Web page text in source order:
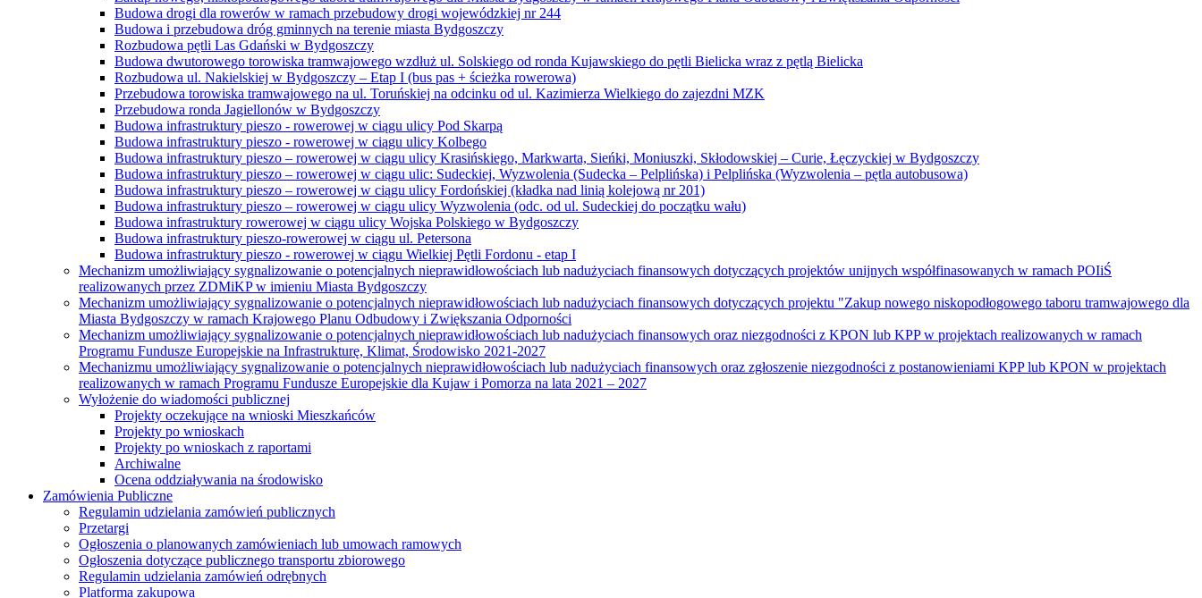
Budowa drogi dla rowerów w ramach przebudowy drogi wojewódzkiej nr 244
Budowa i przebudowa dróg gminnych na terenie miasta Bydgoszczy
Rozbudowa pętli Las Gdański w Bydgoszczy
Budowa dwutorowego torowiska tramwajowego wzdłuż ul. Solskiego od ronda Kujawskiego do pętli Bielicka wraz z pętlą Bielicka
Rozbudowa ul. Nakielskiej w Bydgoszczy – Etap I (bus pas + ścieżka rowerowa)
Przebudowa torowiska tramwajowego na ul. Toruńskiej na odcinku od ul. Kazimierza Wielkiego do zajezdni MZK
Przebudowa ronda Jagiellonów w Bydgoszczy
Budowa infrastruktury pieszo - rowerowej w ciągu ulicy Pod Skarpą
Budowa infrastruktury pieszo - rowerowej w ciągu ulicy Kolbego
Budowa infrastruktury pieszo – rowerowej w ciągu ulicy Krasińskiego, Markwarta, Sieńki, Moniuszki, Skłodowskiej – Curie, Łęczyckiej w Bydgoszczy
Budowa infrastruktury pieszo – rowerowej w ciągu ulic: Sudeckiej, Wyzwolenia (Sudecka – Pelplińska) i Pelplińska (Wyzwolenia – pętla autobusowa)
Budowa infrastruktury pieszo – rowerowej w ciągu ulicy Fordońskiej (kładka nad linią kolejową nr 201)
Budowa infrastruktury pieszo – rowerowej w ciągu ulicy Wyzwolenia (odc. od ul. Sudeckiej do początku wału)
Budowa infrastruktury rowerowej w ciągu ulicy Wojska Polskiego w Bydgoszczy
Budowa infrastruktury pieszo-rowerowej w ciągu ul. Petersona
Budowa infrastruktury pieszo - rowerowej w ciągu Wielkiej Pętli Fordonu - etap I
Mechanizm umożliwiający sygnalizowanie o potencjalnych nieprawidłowościach lub nadużyciach finansowych dotyczących projektów unijnych współfinasowanych w ramach POIiŚ
realizowanych przez ZDMiKP w imieniu Miasta Bydgoszczy
Mechanizm umożliwiający sygnalizowanie o potencjalnych nieprawidłowościach lub nadużyciach finansowych dotyczących projektu "Zakup nowego niskopodłogowego taboru tramwajowego dla
Miasta Bydgoszczy w ramach Krajowego Planu Odbudowy i Zwiększania Odporności
Mechanizm umożliwiający sygnalizowanie o potencjalnych nieprawidłowościach lub nadużyciach finansowych oraz niezgodności z KPON lub KPP w projektach realizowanych w ramach
Programu Fundusze Europejskie na Infrastrukturę, Klimat, Środowisko 2021-2027
Mechanizmu umożliwiający sygnalizowanie o potencjalnych nieprawidłowościach lub nadużyciach finansowych oraz zgłoszenie niezgodności z postanowieniami KPP lub KPON w projektach
realizowanych w ramach Programu Fundusze Europejskie dla Kujaw i Pomorza na lata 2021 – 2027
Wyłożenie do wiadomości publicznej
Projekty oczekujące na wnioski Mieszkańców
Projekty po wnioskach
Projekty po wnioskach z raportami
Archiwalne
Ocena oddziaływania na środowisko
Zamówienia Publiczne
Regulamin udzielania zamówień publicznych
Przetargi
Ogłoszenia o planowanych zamówieniach lub umowach ramowych
Ogłoszenia dotyczące publicznego transportu zbiorowego
Regulamin udzielania zamówień odrębnych
Platforma zakupowa